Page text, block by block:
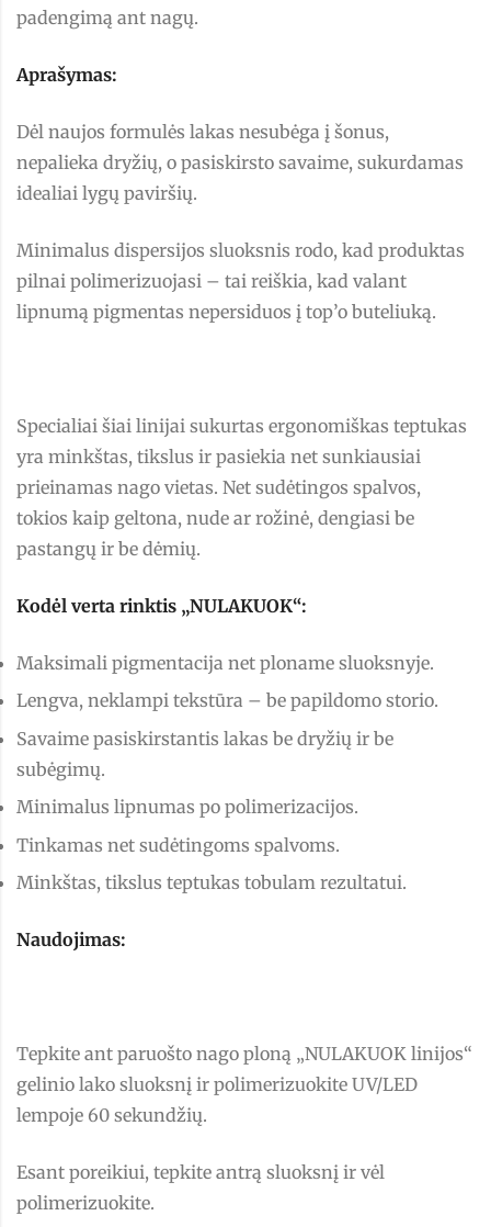
padengimą ant nagų.
Aprašymas:
Dėl naujos formulės lakas nesubėga į šonus,
nepalieka dryžių, o pasiskirsto savaime, sukurdamas
idealiai lygų paviršių.
Minimalus dispersijos sluoksnis rodo, kad produktas
pilnai polimerizuojasi – tai reiškia, kad valant
lipnumą pigmentas nepersiduos į top’o buteliuką.
Specialiai šiai linijai sukurtas ergonomiškas teptukas
yra minkštas, tikslus ir pasiekia net sunkiausiai
prieinamas nago vietas. Net sudėtingos spalvos,
tokios kaip geltona, nude ar rožinė, dengiasi be
pastangų ir be dėmių.
Kodėl verta rinktis „NULAKUOK“:
Maksimali pigmentacija net ploname sluoksnyje.
Lengva, neklampi tekstūra – be papildomo storio.
Savaime pasiskirstantis lakas be dryžių ir be
subėgimų.
Minimalus lipnumas po polimerizacijos.
Tinkamas net sudėtingoms spalvoms.
Minkštas, tikslus teptukas tobulam rezultatui.
Naudojimas:
Tepkite ant paruošto nago ploną „NULAKUOK linijos“
gelinio lako sluoksnį ir polimerizuokite UV/LED
lempoje 60 sekundžių.
Esant poreikiui, tepkite antrą sluoksnį ir vėl
polimerizuokite.